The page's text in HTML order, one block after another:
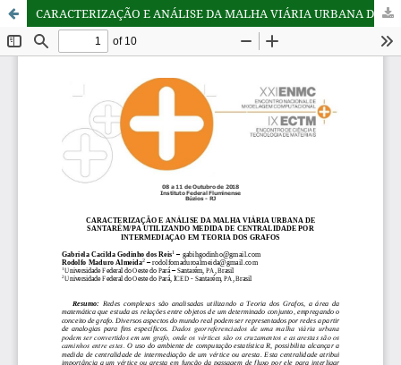
CARACTERIZAÇÃO E ANÁLISE DA MALHA VIÁRIA URBANA DE SANTARÉM/PA UTILIZANDO MEDIDA DE CENTRALIDADE POR INTERMEDIAÇAO EM TEORIA DOS GRAFOS